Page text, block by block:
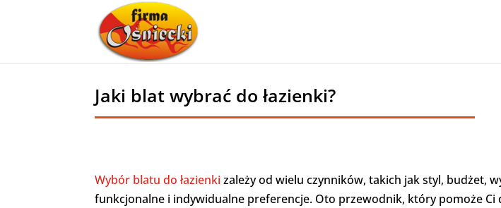
Jaki blat wybrać do łazienki?
Wybór blatu do łazienki zależy od wielu czynników, takich jak styl, budżet,
funkcjonalne i indywidualne preferencje. Oto przewodnik, który pomoże Ci